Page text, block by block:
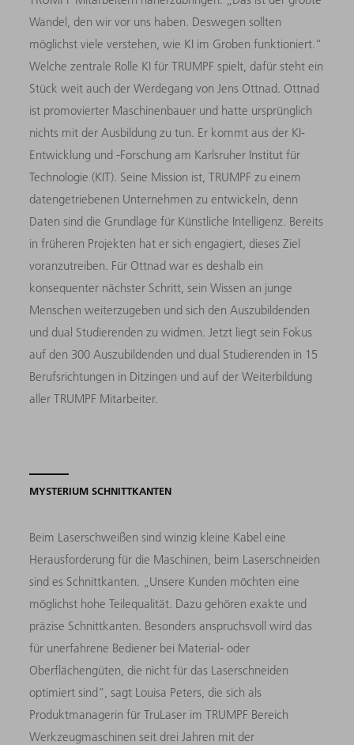
Wandel, den wir vor uns haben. Deswegen sollten
möglichst viele verstehen, wie KI im Groben funktioniert.“
Welche zentrale Rolle KI für TRUMPF spielt, dafür steht ein
Stück weit auch der Werdegang von Jens Ottnad. Ottnad
ist promovierter Maschinenbauer und hatte ursprünglich
nichts mit der Ausbildung zu tun. Er kommt aus der KI-
Entwicklung und -Forschung am Karlsruher Institut für
Technologie (KIT). Seine Mission ist, TRUMPF zu einem
datengetriebenen Unternehmen zu entwickeln, denn
Daten sind die Grundlage für Künstliche Intelligenz. Bereits
in früheren Projekten hat er sich engagiert, dieses Ziel
voranzutreiben. Für Ottnad war es deshalb ein
konsequenter nächster Schritt, sein Wissen an junge
Menschen weiterzugeben und sich den Auszubildenden
und dual Studierenden zu widmen. Jetzt liegt sein Fokus
auf den 300 Auszubildenden und dual Studierenden in 15
Berufsrichtungen in Ditzingen und auf der Weiterbildung
aller TRUMPF Mitarbeiter.
MYSTERIUM SCHNITTKANTEN
Beim Laserschweißen sind winzig kleine Kabel eine
Herausforderung für die Maschinen, beim Laserschneiden
sind es Schnittkanten. „Unsere Kunden möchten eine
möglichst hohe Teilequalität. Dazu gehören exakte und
präzise Schnittkanten. Besonders anspruchsvoll wird das
für unerfahrene Bediener bei Material- oder
Oberflächengüten, die nicht für das Laserschneiden
optimiert sind“, sagt Louisa Peters, die sich als
Produktmanagerin für TruLaser im TRUMPF Bereich
Werkzeugmaschinen seit drei Jahren mit der